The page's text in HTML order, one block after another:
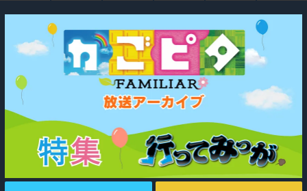
かごピタ FAMILIAR
KYT news every かごしま
かごしまソロ活
It推しTV
番組表を見る